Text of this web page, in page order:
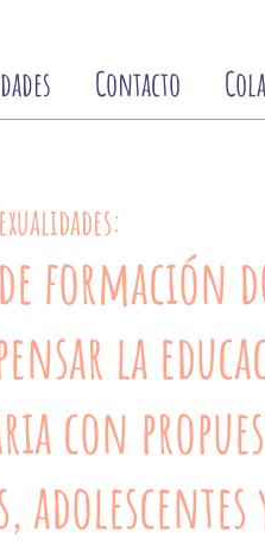
Contacto
de formación
la
con